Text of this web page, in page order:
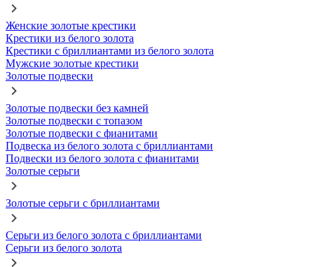
Женские золотые крестики
Крестики из белого золота
Крестики с бриллиантами из белого золота
Мужские золотые крестики
Золотые подвески
Золотые подвески без камней
Золотые подвески с топазом
Золотые подвески с фианитами
Подвеска из белого золота с бриллиантами
Подвески из белого золота с фианитами
Золотые серьги
Золотые серьги с бриллиантами
Серьги из белого золота с бриллиантами
Серьги из белого золота